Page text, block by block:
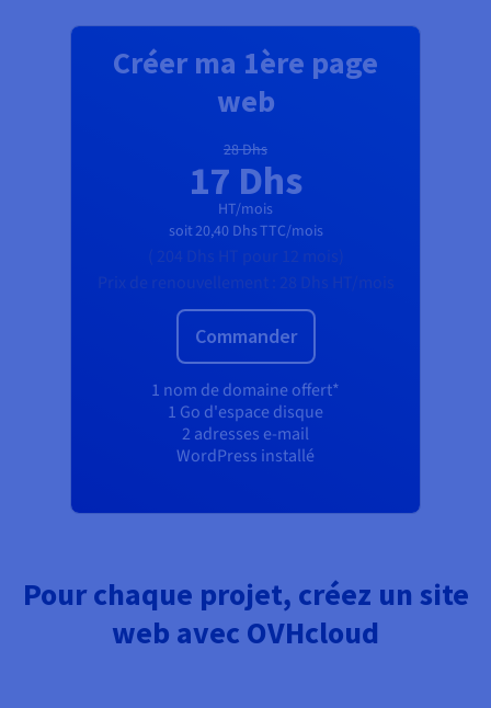
Créer ma 1ère page
web
28 Dhs
17 Dhs
HT/mois
soit20,40 DhsTTC/mois
Commander
1 nom de domaine offert*
1 Go d'espace disque
2 adresses e-mail
WordPress installé
Pour chaque projet, créez un site
web avec OVHcloud